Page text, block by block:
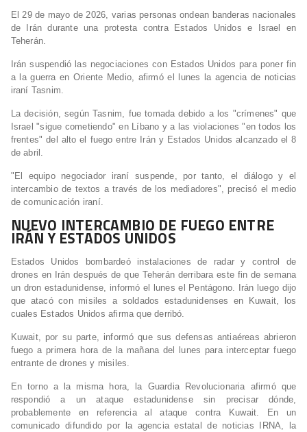
El 29 de mayo de 2026, varias personas ondean banderas nacionales
de Irán durante una protesta contra Estados Unidos e Israel en
Teherán.
Irán suspendió las negociaciones con Estados Unidos para poner fin
a la guerra en Oriente Medio, afirmó el lunes la agencia de noticias
iraní Tasnim.
La decisión, según Tasnim, fue tomada debido a los "crímenes" que
Israel "sigue cometiendo" en Líbano y a las violaciones "en todos los
frentes" del alto el fuego entre Irán y Estados Unidos alcanzado el 8
de abril.
"El equipo negociador iraní suspende, por tanto, el diálogo y el
intercambio de textos a través de los mediadores", precisó el medio
de comunicación iraní.
NUEVO INTERCAMBIO DE FUEGO ENTRE
IRÁN Y ESTADOS UNIDOS
Estados Unidos bombardeó instalaciones de radar y control de
drones en Irán después de que Teherán derribara este fin de semana
un dron estadunidense, informó el lunes el Pentágono. Irán luego dijo
que atacó con misiles a soldados estadunidenses en Kuwait, los
cuales Estados Unidos afirma que derribó.
Kuwait, por su parte, informó que sus defensas antiaéreas abrieron
fuego a primera hora de la mañana del lunes para interceptar fuego
entrante de drones y misiles.
En torno a la misma hora, la Guardia Revolucionaria afirmó que
respondió a un ataque estadunidense sin precisar dónde,
probablemente en referencia al ataque contra Kuwait. En un
comunicado difundido por la agencia estatal de noticias IRNA, la